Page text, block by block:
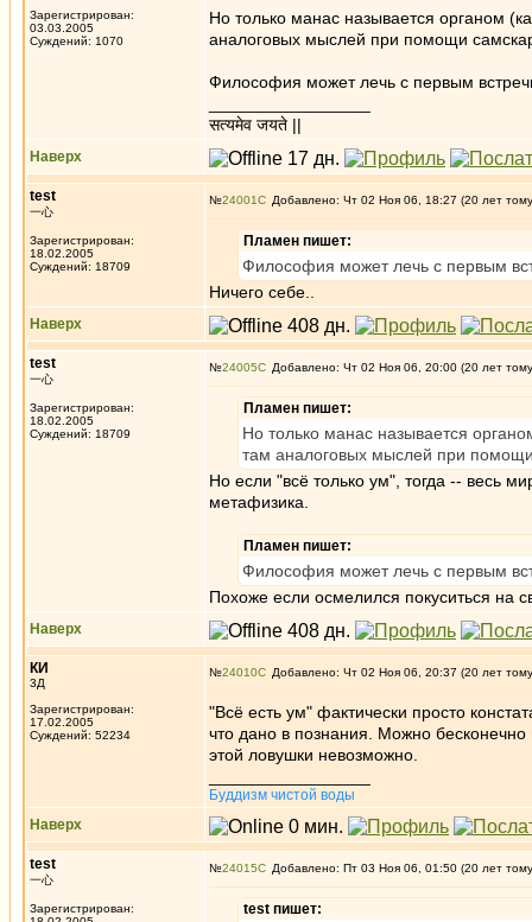
Зарегистрирован:
03.03.2005
Суждений: 1070
Но только манас называется органом
аналоговых мыслей при помощи
Философия может лечь с первым
सत्यमेव जयते ||
Наверх
test
一心
Зарегистрирован:
18.02.2005
Суждений: 18709
№24001 Добавлено: Чт 02 Ноя 06, 18:27 (20 лет
Пламен пишет:
Философия может лечь с первым
Ничего себе..
Наверх
test
一心
Зарегистрирован:
18.02.2005
Суждений: 18709
№24005 Добавлено: Чт 02 Ноя 06, 20:00 (20 лет
Пламен пишет:
Но только манас называется
там аналоговых мыслей при
Но если "всё только ум", тогда -- весь
метафизика.
Пламен пишет:
Философия может лечь с первым
Похоже если осмелился покуситься на
Наверх
КИ
3Д
Зарегистрирован:
17.02.2005
Суждений: 52234
№24010 Добавлено: Чт 02 Ноя 06, 20:37 (20 лет
"Всё есть ум" фактически просто
что дано в познания. Можно
этой ловушки невозможно.
Буддизм чистой воды
Наверх
test
一心
Зарегистрирован:
№24015 Добавлено: Пт 03 Ноя 06, 01:50 (20 лет
test пишет: